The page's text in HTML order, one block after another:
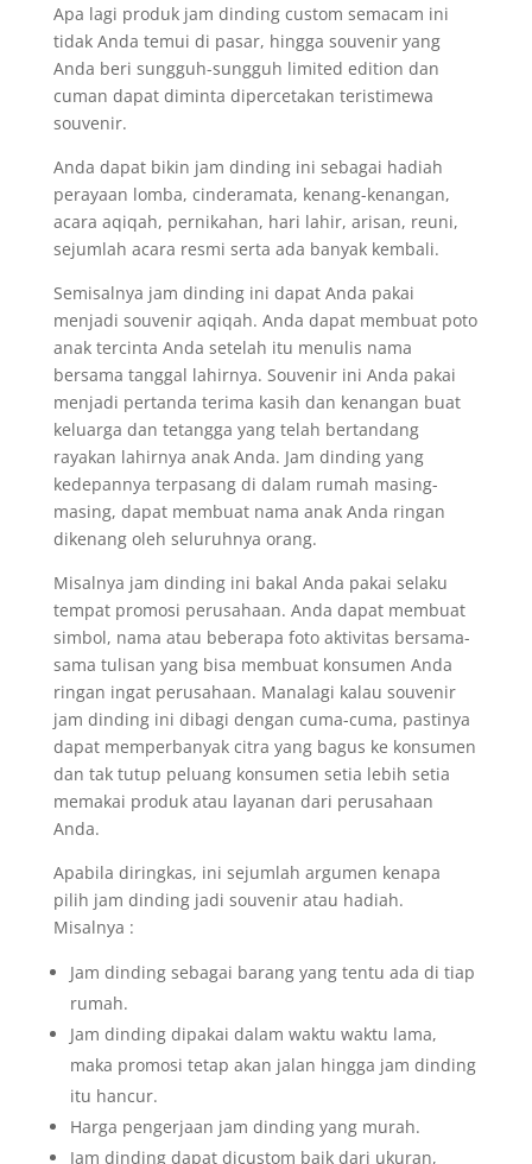
Apa lagi produk jam dinding custom semacam ini
tidak Anda temui di pasar, hingga souvenir yang
Anda beri sungguh-sungguh limited edition dan
cuman dapat diminta dipercetakan teristimewa
souvenir.
Anda dapat bikin jam dinding ini sebagai hadiah
perayaan lomba, cinderamata, kenang-kenangan,
acara aqiqah, pernikahan, hari lahir, arisan, reuni,
sejumlah acara resmi serta ada banyak kembali.
Semisalnya jam dinding ini dapat Anda pakai
menjadi souvenir aqiqah. Anda dapat membuat poto
anak tercinta Anda setelah itu menulis nama
bersama tanggal lahirnya. Souvenir ini Anda pakai
menjadi pertanda terima kasih dan kenangan buat
keluarga dan tetangga yang telah bertandang
rayakan lahirnya anak Anda. Jam dinding yang
kedepannya terpasang di dalam rumah masing-
masing, dapat membuat nama anak Anda ringan
dikenang oleh seluruhnya orang.
Misalnya jam dinding ini bakal Anda pakai selaku
tempat promosi perusahaan. Anda dapat membuat
simbol, nama atau beberapa foto aktivitas bersama-
sama tulisan yang bisa membuat konsumen Anda
ringan ingat perusahaan. Manalagi kalau souvenir
jam dinding ini dibagi dengan cuma-cuma, pastinya
dapat memperbanyak citra yang bagus ke konsumen
dan tak tutup peluang konsumen setia lebih setia
memakai produk atau layanan dari perusahaan
Anda.
Apabila diringkas, ini sejumlah argumen kenapa
pilih jam dinding jadi souvenir atau hadiah.
Misalnya :
Jam dinding sebagai barang yang tentu ada di tiap
rumah.
Jam dinding dipakai dalam waktu waktu lama,
maka promosi tetap akan jalan hingga jam dinding
itu hancur.
Harga pengerjaan jam dinding yang murah.
Jam dinding dapat dicustom baik dari ukuran,